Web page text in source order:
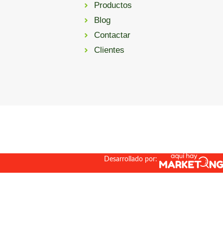
Productos
Blog
Contactar
Clientes
Desarrollado por: